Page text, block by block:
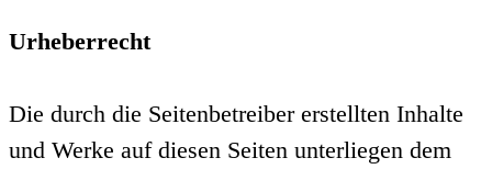
Urheberrecht
Die durch die Seitenbetreiber erstellten Inhalte
und Werke auf diesen Seiten unterliegen dem